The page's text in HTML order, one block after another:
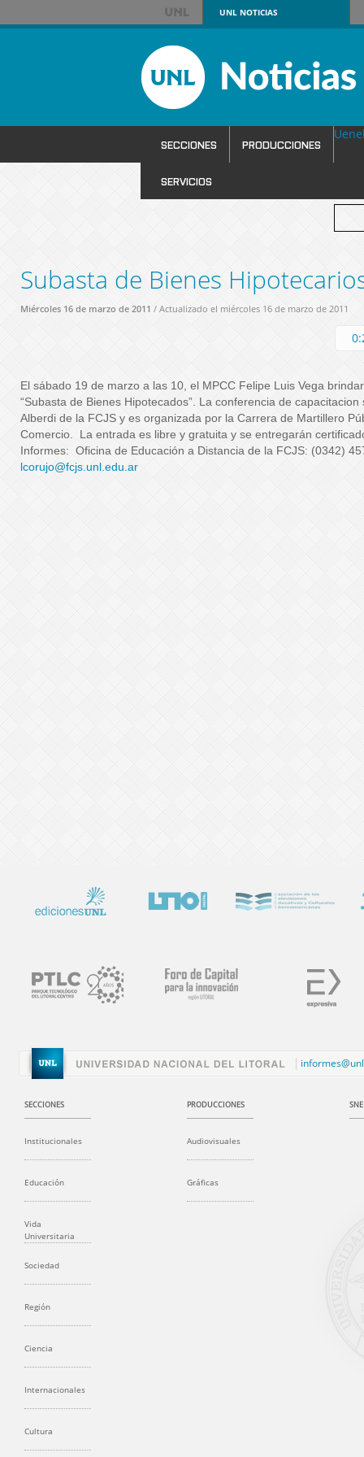
UNLNOTICIAS
SECCIONES PRODUCCIONES
SERVICIOS
Subasta de Bienes
Miércoles 16 de marzo de 2011 / Actualizado el miércoles 16 de marzo de 2011
El sábado 19 de marzo a las 10, el MPCC Felipe Luis Vega
“Subasta de Bienes Hipotecados”. La conferencia de
Alberdi de la FCJS y es organizada por la Carrera de Martillero
Comercio. La entrada es libre y gratuita y se entregarán
Informes: Oficina de Educación a Distancia de la FCJS: (0342)
lcorujo@fcjs.unl.edu.ar
SECCIONES
Institucionales
Educación
Vida
Universitaria
Sociedad
Región
Ciencia
Internacionales
Cultura
PRODUCCIONES
Audiovisuales
Gráficas
SNE